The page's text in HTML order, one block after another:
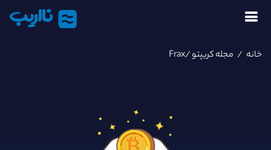
نااریب
خانه / مجله کریپتو/Frax